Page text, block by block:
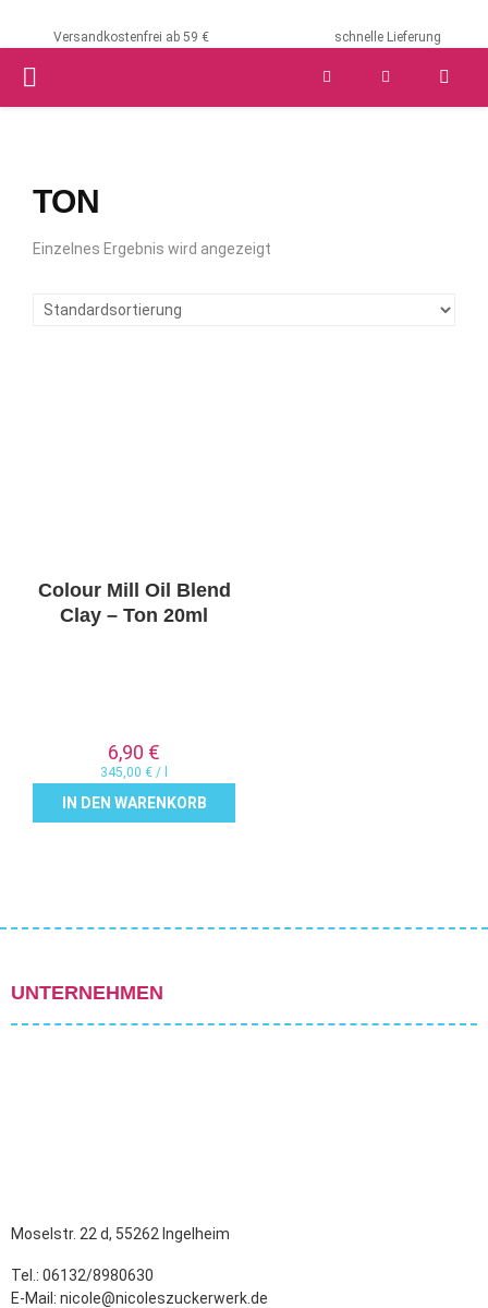
Versandkostenfrei ab 59 € schnelle Lieferung
PRIMARY
TON
Einzelnes Ergebnis wird angezeigt
Colour Mill Oil Blend
Clay – Ton 20ml
6,90 €
345,00€ /
IN DEN WARENKORB
UNTERNEHMEN
Moselstr. 22 d, 55262 Ingelheim
Tel.: 06132/8980630
E-Mail: nicole@nicoleszuckerwerk.de